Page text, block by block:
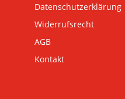
Datenschutzerklärung
Widerrufsrecht
AGB
Kontakt